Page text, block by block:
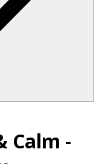
Calm -